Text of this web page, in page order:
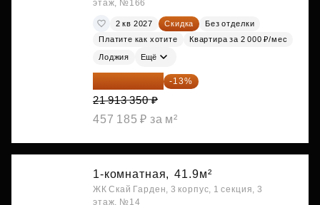
этаж, №166
2 кв 2027 Скидка
Без отделки
Платите как хотите
Квартира за 2 000 ₽/мес
Лоджия Ещё
19 064 615 ₽ -13%
21 913 350 ₽
457 185 ₽ за м²
1-комнатная, 41.9м²
ЖК Скай Гарден, 3 корпус, 1 секция, 3
этаж, №14